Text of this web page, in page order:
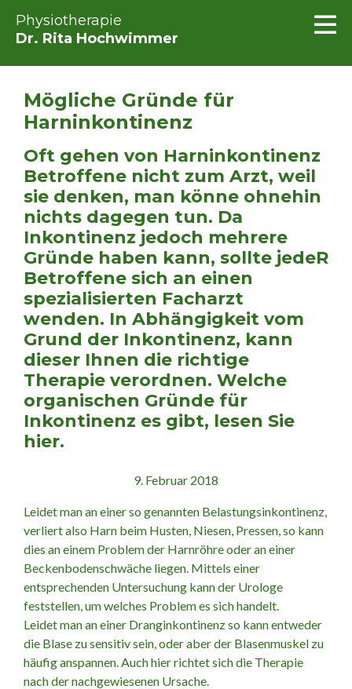
Physiotherapie
Dr. Rita Hochwimmer
Mögliche Gründe für
Harninkontinenz
Oft gehen von Harninkontinenz
Betroffene nicht zum Arzt, weil
sie denken, man könne ohnehin
nichts dagegen tun. Da
Inkontinenz jedoch mehrere
Gründe haben kann, sollte jedeR
Betroffene sich an einen
spezialisierten Facharzt
wenden. In Abhängigkeit vom
Grund der Inkontinenz, kann
dieser Ihnen die richtige
Therapie verordnen. Welche
organischen Gründe für
Inkontinenz es gibt, lesen Sie
hier.
9. Februar 2018
Leidet man an einer so genannten Belastungsinkontinenz,
verliert also Harn beim Husten, Niesen, Pressen, so kann
dies an einem Problem der Harnröhre oder an einer
Beckenbodenschwäche liegen. Mittels einer
entsprechenden Untersuchung kann der Urologe
feststellen, um welches Problem es sich handelt.
Leidet man an einer Dranginkontinenz so kann entweder
die Blase zu sensitiv sein, oder aber der Blasenmuskel zu
häufig anspannen. Auch hier richtet sich die Therapie
nach der nachgewiesenen Ursache.